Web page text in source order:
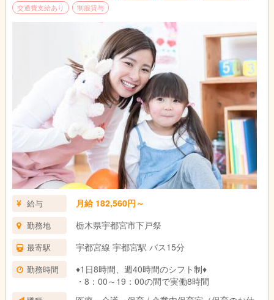
交通費支給あり
制服貸与
給与 月給 182,560円～
勤務地 栃木県宇都宮市下戸祭
最寄駅 宇都宮線 宇都宮駅 バス15分
勤務時間
♦1日8時間、週40時間のシフト制♦
・8：00～19：00の間で実働8時間